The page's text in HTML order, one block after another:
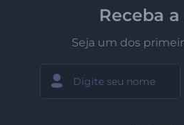
Receba
Seja um dos